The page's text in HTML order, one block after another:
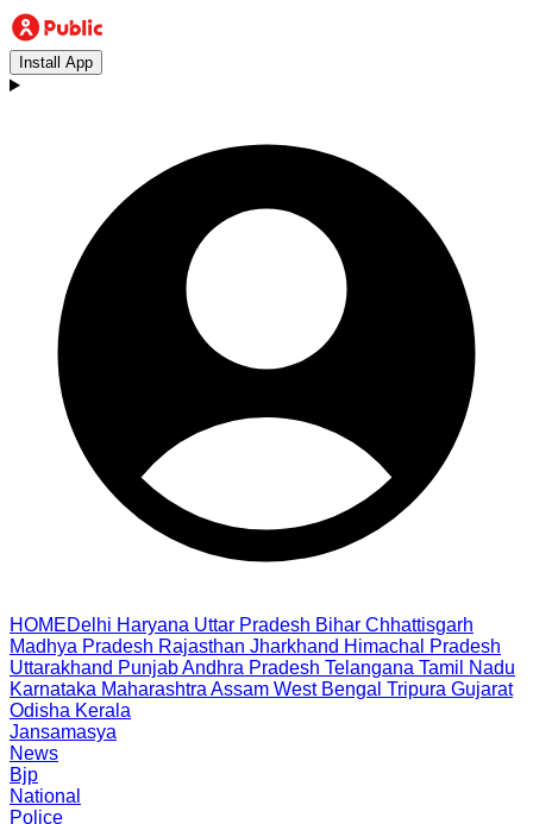
Install App
HOMEDelhi Haryana Uttar Pradesh Bihar Chhattisgarh
Madhya Pradesh Rajasthan Jharkhand Himachal Pradesh
Uttarakhand PunjabAndhra Pradesh Telangana Tamil Nadu
Karnataka Maharashtra Assam West Bengal Tripura Gujarat
Odisha Kerala
Jansamasya
News
Bjp
National
Police